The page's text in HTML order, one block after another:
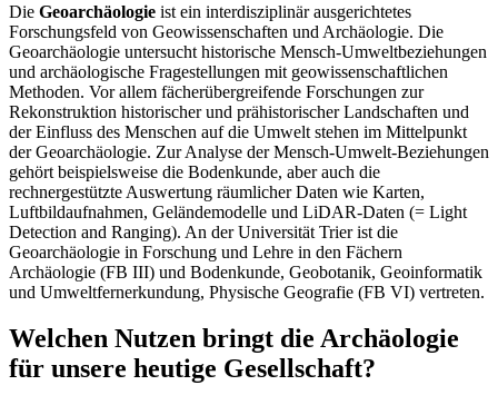
Die Geoarchäologie ist ein interdisziplinär ausgerichtetes
Forschungsfeld von Geowissenschaften und Archäologie. Die
Geoarchäologie untersucht historische Mensch-Umweltbeziehungen
und archäologische Fragestellungen mit geowissenschaftlichen
Methoden. Vor allem fächerübergreifende Forschungen zur
Rekonstruktion historischer und prähistorischer Landschaften und
der Einfluss des Menschen auf die Umwelt stehen im Mittelpunkt
der Geoarchäologie. Zur Analyse der Mensch-Umwelt-Beziehungen
gehört beispielsweise die Bodenkunde, aber auch die
rechnergestützte Auswertung räumlicher Daten wie Karten,
Luftbildaufnahmen, Geländemodelle und LiDAR-Daten (= Light
Detection and Ranging). An der Universität Trier ist die
Geoarchäologie in Forschung und Lehre in den Fächern
Archäologie (FB III) und Bodenkunde, Geobotanik, Geoinformatik
und Umweltfernerkundung, Physische Geografie (FB VI) vertreten.
Welchen Nutzen bringt die Archäologie
für unsere heutige Gesellschaft?